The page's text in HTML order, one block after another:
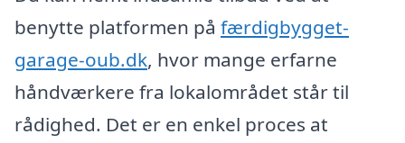
benytte platformen på færdigbygget-
garage-oub.dk, hvor mange erfarne
håndværkere fra lokalområdet står til
rådighed. Det er en enkel proces at